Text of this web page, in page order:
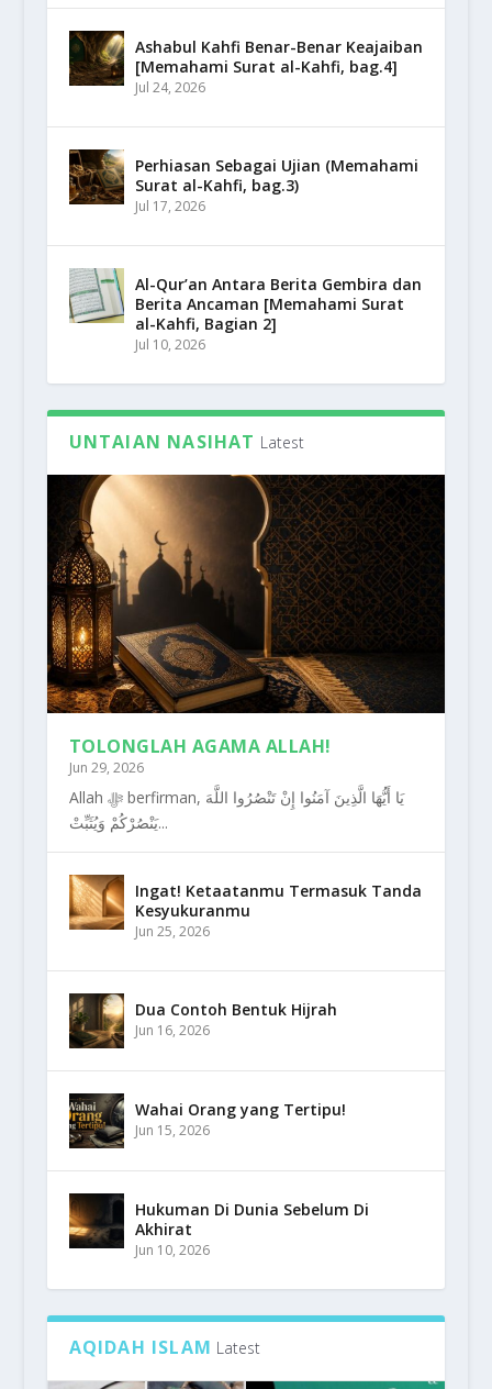
Ashabul Kahfi Benar-Benar Keajaiban
[Memahami Surat al-Kahfi, bag.4]
Jul 24, 2026
Perhiasan Sebagai Ujian (Memahami
Surat al-Kahfi, bag.3)
Jul 17, 2026
Al-Qur’an Antara Berita Gembira dan
Berita Ancaman [Memahami Surat
al-Kahfi, Bagian 2]
Jul 10, 2026
UNTAIAN NASIHAT Latest
TOLONGLAH AGAMA ALLAH!
Jun 29, 2026
Allah ﷻ berfirman, يَا أَيُّهَا الَّذِينَ آمَنُوا إِنْ تَنْصُرُوا اللَّهَ
يَنْصُرْكُمْ وَيُثَبِّتْ...
Ingat! Ketaatanmu Termasuk Tanda
Kesyukuranmu
Jun 25, 2026
Dua Contoh Bentuk Hijrah
Jun 16, 2026
Wahai Orang yang Tertipu!
Jun 15, 2026
Hukuman Di Dunia Sebelum Di
Akhirat
Jun 10, 2026
AQIDAH ISLAM Latest